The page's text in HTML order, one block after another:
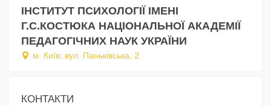
ІНСТИТУТ ПСИХОЛОГІЇ ІМЕНІ
Г.С.КОСТЮКА НАЦІОНАЛЬНОЇ АКАДЕМІЇ
ПЕДАГОГІЧНИХ НАУК УКРАЇНИ
м. Київ, вул. Паньківська, 2
КОНТАКТИ